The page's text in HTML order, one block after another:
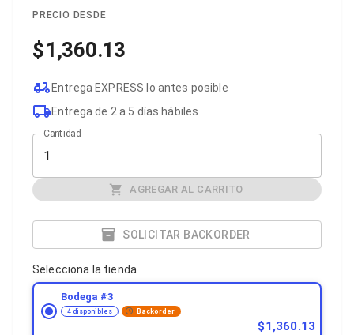
Cables Coaxiales
Jacks de Red
Conectores
Tapas y Cajas
Herramientas para Cables
Pinzas Ponchadoras
Probadores de Cable
Protectores para Cables
Cables para Impresoras
Bobinas
Sujetadores de Cables
Adaptadores PC
Adaptadores PC USB
Adaptadores PC Serial
Adaptadores PC SATA
PRECIO DESDE
1,360.13
Entrega EXPRESS lo antes posible
Entrega de 2 a 5 días hábiles
Cantidad
AGREGAR AL CARRITO
SOLICITAR BACKORDER
Selecciona la tienda
Bodega #3
4 disponibles Backorder
1,360.13